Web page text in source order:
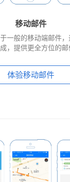
移动邮件
一般的移动端邮件
，提供更全方位的
体验移动邮件